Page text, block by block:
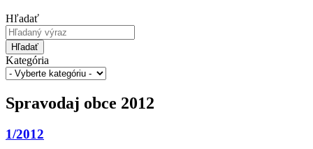
Hľadať
Hľadať
Kategória
Spravodaj obce 2012
1/2012